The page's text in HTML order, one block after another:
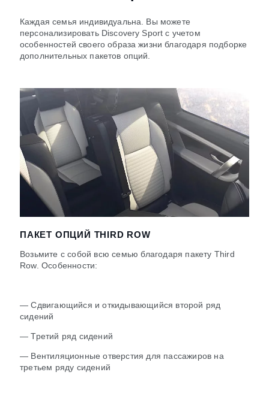
Каждая семья индивидуальна. Вы можете
персонализировать Discovery Sport с учетом
особенностей своего образа жизни благодаря подборке
дополнительных пакетов опций.
ПАКЕТ ОПЦИЙ THIRD ROW
Возьмите с собой всю семью благодаря пакету Third
Row. Особенности:
— Сдвигающийся и откидывающийся второй ряд
сидений
— Третий ряд сидений
— Вентиляционные отверстия для пассажиров на
третьем ряду сидений